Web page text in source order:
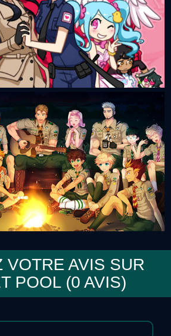
ni Mi wo Sasage yo
Detective 2
VOTRE AVIS SUR
POOL (0 AVIS)